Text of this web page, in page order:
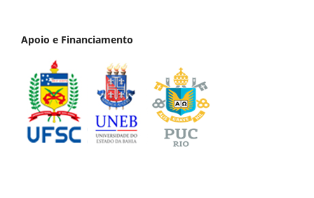
Apoio e Financiamento